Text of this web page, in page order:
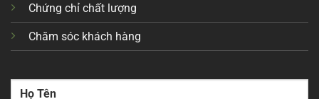
Chứng chỉ chất lượng
Chăm sóc khách hàng